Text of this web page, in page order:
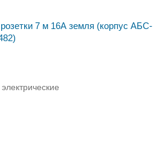
7 м 16А земля (корпус АБС-